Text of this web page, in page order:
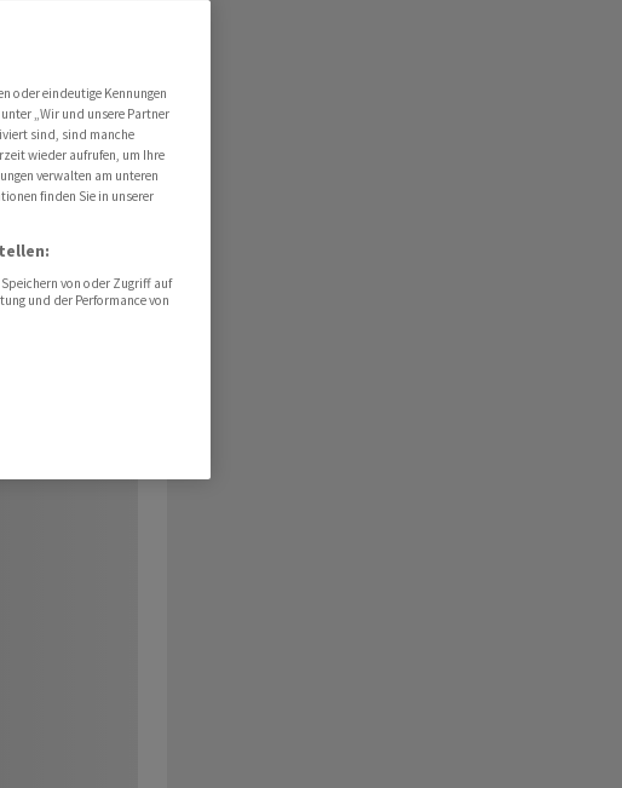
aussprechen können
oder eindeutige Kennungen
„Wir und unsere Partner
sind, sind manche
wieder aufrufen, um Ihre
verwalten am unteren
finden Sie in unserer
von oder Zugriff auf
und der Performance von